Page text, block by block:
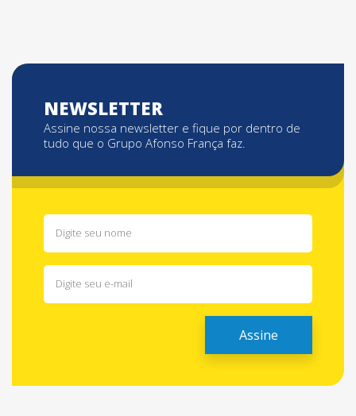
NEWSLETTER
Assine nossa newsletter e fique por dentro de
tudo que o Grupo Afonso França faz.